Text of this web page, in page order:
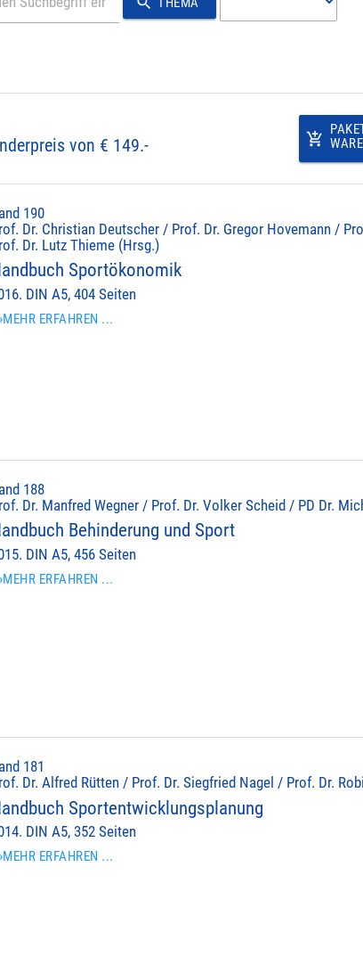
von € 149.-
add_shopping_cart
190
Dr. Christian Deutscher / Prof. Dr. Gregor Hovemann /
Dr. Lutz Thieme (Hrsg.)
Sportökonomik
DIN A5, 404 Seiten
ERFAHREN ...
188
Dr. Manfred Wegner / Prof. Dr. Volker Scheid / PD Dr.
Behinderung und Sport
DIN A5, 456 Seiten
ERFAHREN ...
181
Dr. Alfred Rütten / Prof. Dr. Siegfried Nagel / Prof. Dr.
Sportentwicklungsplanung
DIN A5, 352 Seiten
ERFAHREN ...